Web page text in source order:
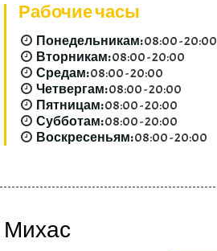
Рабочие часы
Понедельникам:08:00 - 20:00
Вторникам:08:00 - 20:00
Средам:08:00 - 20:00
Четвергам:08:00 - 20:00
Пятницам:08:00 - 20:00
Субботам:08:00 - 20:00
Воскресеньям:08:00 - 20:00
Михас